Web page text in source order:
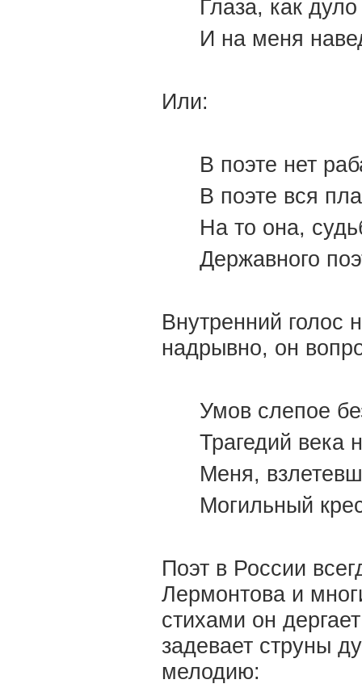
Глаза, как
И на меня
Или:
В поэте нет
В поэте вся
На то она,
Державного
Внутренний голос
надрывно, он
Умов слепое
Трагедий века
Меня,
Могильный
Поэт в России
Лермонтова и
стихами он
задевает струны
мелодию: